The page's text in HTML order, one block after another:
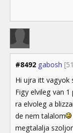
#8492 gabosh
Hi ujra itt vagyok
Figy elvileg van
ra elvoleg a
de nem talalom
megtalalja